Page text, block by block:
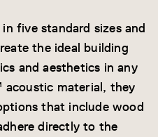
five standard sizes and
the ideal building
and aesthetics in any
material, they
that include wood
directly to the